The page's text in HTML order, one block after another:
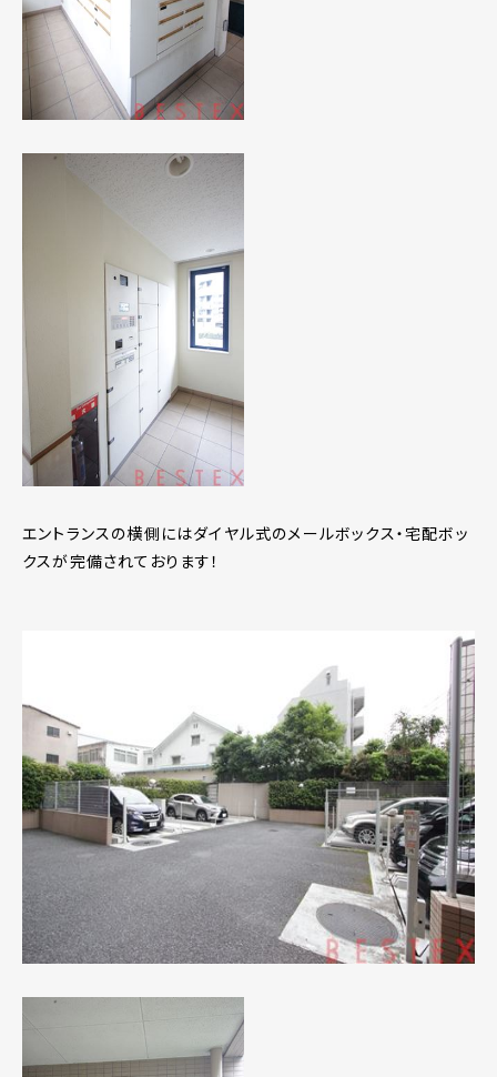
エントランスの横側にはダイヤル式のメールボックス・宅配ボッ
クスが完備されております！